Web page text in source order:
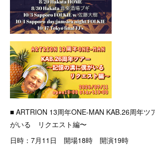
■ ARTRION 13周年ONE-MAN KAB.26周年ツ
がいる リクエスト編〜
日時：7月11日 開場18時 開演19時